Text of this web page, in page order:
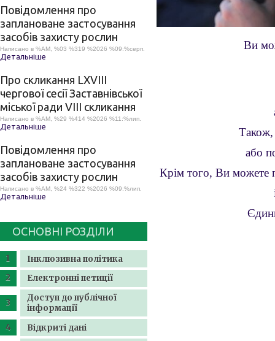
Повідомлення про
заплановане застосування
засобів захисту рослин
Написано в %AM, %03 %319 %2026 %09:%серп.
Детальніше
Про скликання LХVІІІ
чергової сесії Заставнівської
міської ради VIII скликання
Написано в %AM, %29 %414 %2026 %11:%лип.
Детальніше
Повідомлення про
заплановане застосування
засобів захисту рослин
Написано в %AM, %24 %322 %2026 %09:%лип.
Детальніше
ОСНОВНІ РОЗДІЛИ
Інклюзивна політика
Електронні петиції
Доступ до публічної
інформації
Відкриті дані
Ви
Також,
або
Крім того, Ви можете